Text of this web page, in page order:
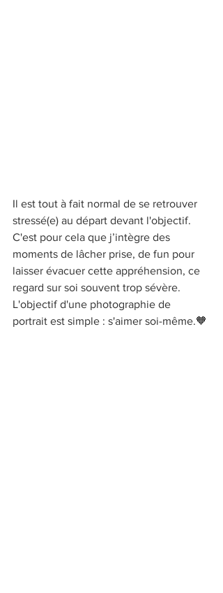
Il est tout à fait normal de se retrouver
stressé(e) au départ devant l'objectif.
C'est pour cela que j’intègre des
moments de lâcher prise, de fun pour
laisser évacuer cette appréhension, ce
regard sur soi souvent trop sévère.
L'objectif d'une photographie de
portrait est simple : s'aimer soi-même.🧡